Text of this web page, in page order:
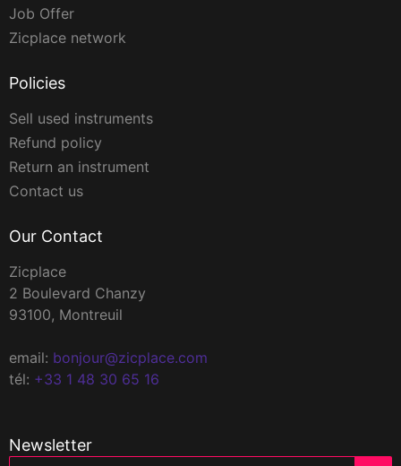
Job Offer
Zicplace network
Policies
Sell used instruments
Refund policy
Return an instrument
Contact us
Our Contact
Zicplace
2 Boulevard Chanzy
93100, Montreuil
email: bonjour@zicplace.com
tél: +33 1 48 30 65 16
Newsletter